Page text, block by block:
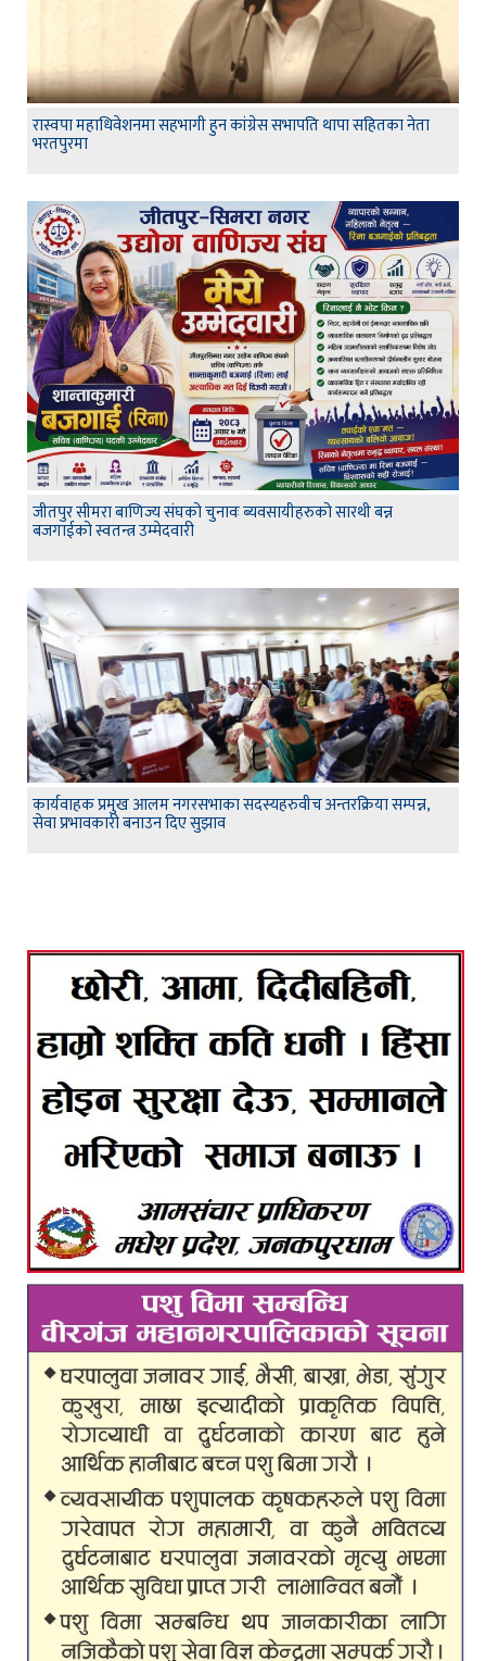
रास्वपा महाधिवेशनमा सहभागी हुन कांग्रेस सभापति थापा सहितका नेता
भरतपुरमा
जीतपुर सीमरा बाणिज्य संघको चुनावः ब्यवसायीहरुको सारथी बन्न
बजगाईको स्वतन्त्र उम्मेदवारी
कार्यवाहक प्रमुख आलम नगरसभाका सदस्यहरुवीच अन्तरक्रिया सम्पन्न,
सेवा प्रभावकारी बनाउन दिए सुझाव